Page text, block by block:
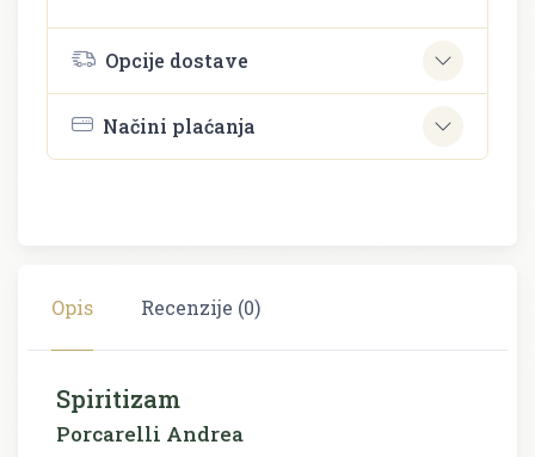
Opcije dostave
Načini plaćanja
Opis Recenzije (0)
Spiritizam
Porcarelli Andrea